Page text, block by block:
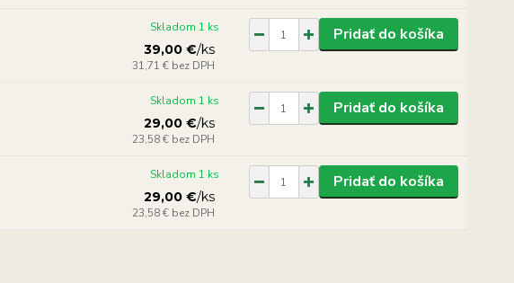
39,00 €/ks
31,71 € bez DPH
Skladom 1 ks Pridať do košíka
29,00 €/ks
23,58 € bez DPH
Skladom 1 ks Pridať do košíka
29,00 €/ks
23,58 € bez DPH
Skladom 1 ks Pridať do košíka